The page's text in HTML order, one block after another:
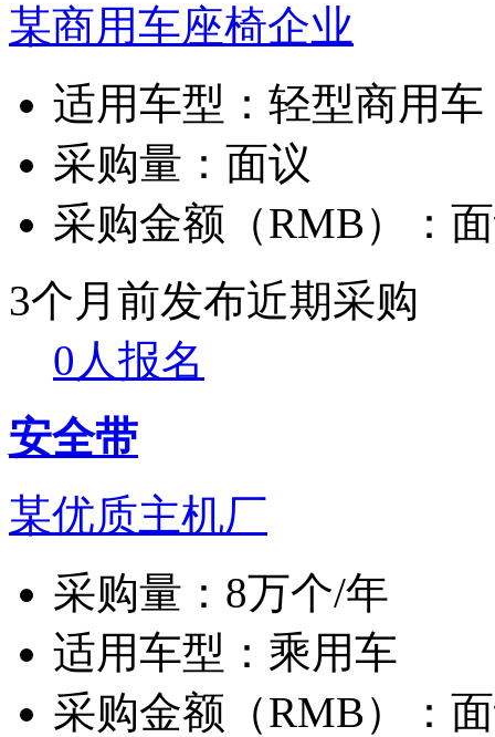
某商用车座椅企业
适用车型： 轻型商用
采购量： 面议
采购金额（RMB）：
3个月前发布近期采购
0人报名
安全带
某优质主机厂
采购量： 8万个/年
适用车型： 乘用车
采购金额（RMB）：